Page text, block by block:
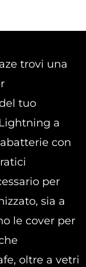
trovi una
tuo
a
con
per
sia a
le cover per
oltre a vetri